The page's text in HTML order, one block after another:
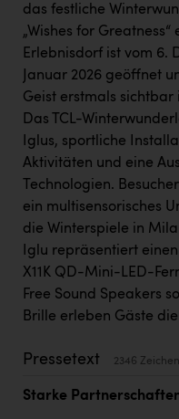
INTERSPORT Austria
Jesolo
Jane Goodall Institute
Kärcher
Karin Liedl
KEBA
KIWI Kinderwunsch
KLIPP Frisör
Kleider Bauer
Kremsmüller
das festliche
„Wishes for
Erlebnisdorf ist vom 6.
Januar 2026 geöffnet
Geist erstmals
Das TCL-
Iglus, sportliche
Aktivitäten und eine
Technologien.
ein multisensorisches
die Winterspiele in
Iglu repräsentiert
X11K QD-Mini-LED-
Free Sound Speakers
Brille erleben Gäste
Pressetext 2346 Zeichen
Starke